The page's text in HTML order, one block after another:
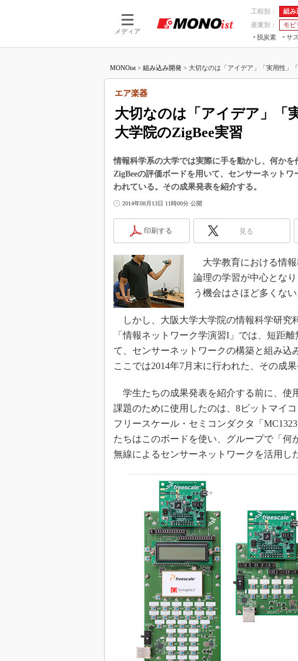
メディア
工程別： 組み
産業別：
モビ
脱炭素
サ
つながる工場AI×設備保全
MONOist > 組み込み開発 > 大切なのは「アイデア」「実用性」
大切なのは「アイデア」「
大学院のZigBee実習
エア楽器
情報科学系の大学では実際に手を動かし、何か
ZigBeeの評価ボードを用いて、センサーネット
われている。その成果発表を紹介する。
2014年08月13日 11時00分 公開
印刷する 見る
大学教育における情報
論理の学習が中心とな
う機会はさほど多くない
しかし、大阪大学大学院の情報科学研究
「情報ネットワーク学演習I」では、短距
て、センサーネットワークの構築と組み込
ここでは2014年7月末に行われた、その成果
学生たちの成果発表を紹介する前に、使
課題のために使用したのは、8ビットマイ
フリースケール・セミコンダクタ「
たちはこのボードを使い、グループで「何
無線によるセンサーネットワークを活用し